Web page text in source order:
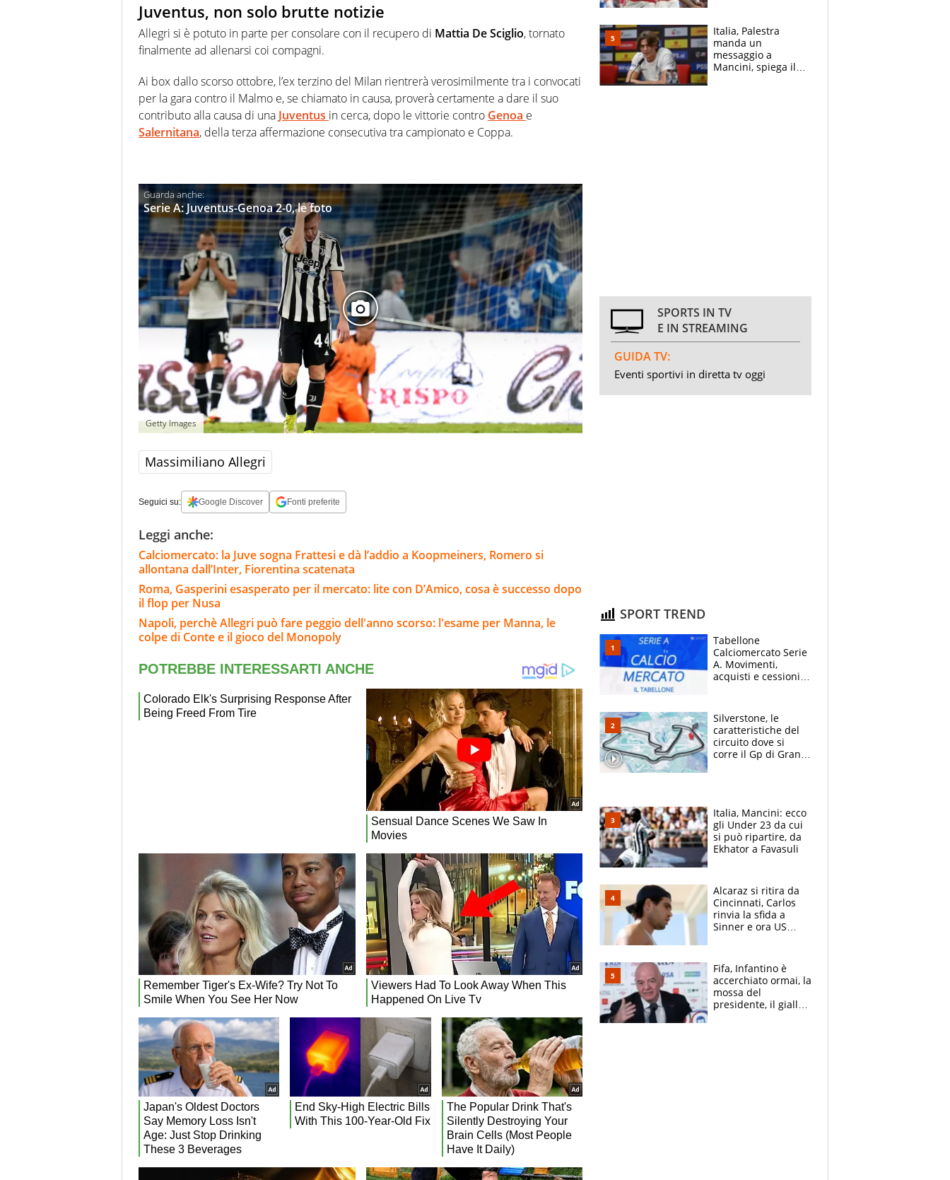
Juventus, non solo brutte notizie
Allegri si è potuto in parte per consolare con il recupero di Mattia De Sciglio, tornato
finalmente ad allenarsi coi compagni.
Ai box dallo scorso ottobre, l’ex terzino del Milan rientrerà verosimilmente tra i convocati
per la gara contro il Malmo e, se chiamato in causa, proverà certamente a dare il suo
contributo alla causa di una Juventus in cerca, dopo le vittorie contro Genoa e
Salernitana, della terza affermazione consecutiva tra campionato e Coppa.
Serie A: Juventus-Genoa 2-0, le foto
Getty Images
Massimiliano Allegri
Seguici su: Google Discover Fonti preferite
Leggi anche:
Calciomercato: la Juve sogna Frattesi e dà l’addio a Koopmeiners, Romero si
allontana dall’Inter, Fiorentina scatenata
Roma, Gasperini esasperato per il mercato: lite con D’Amico, cosa è successo dopo
il flop per Nusa
Napoli, perchè Allegri può fare peggio dell'anno scorso: l'esame per Manna, le
colpe di Conte e il gioco del Monopoly
tabellone
Italia, Palestra
manda un
messaggio a
Mancini, spiega il
SPORTS IN TV
E IN STREAMING
GUIDA TV:
Eventi sportivi in diretta tv oggi
SPORT TREND
Tabellone
Calciomercato Serie
A. Movimenti,
acquisti e cessioni:
Silverstone, le
caratteristiche del
circuito dove si
corre il Gp di Gran
Italia, Mancini: ecco
gli Under 23 da cui
si può ripartire, da
Ekhator a Favasuli
Alcaraz si ritira da
Cincinnati, Carlos
rinvia la sfida a
Sinner e ora US
Fifa, Infantino è
accerchiato ormai, la
mossa del
presidente, il giallo